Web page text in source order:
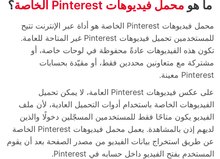
ما هو محمل فيديوهات Pinterest الخاصة ؟
محمل فيديوهات Pinterest الخاصة هو أداة عبر الإنترنت تتيح
للمستخدمين تحميل فيديوهات Pinterest غير المتاحة للعامة.
تكون هذه الفيديوهات عادةً محفوظة في لوحات خاصة، أو
مشتركة مع متعاونين محددين فقط، أو مقيّدة بحسابات
Pinterest معينة.
على عكس فيديوهات Pinterest العامة، لا يمكن تحميل
الفيديوهات الخاصة باستخدام أدوات التحميل العادية، لأن ملف
الفيديو يكون متاحًا فقط للمستخدمين المسجّلين دخولًا والذين
لديهم إذن بالمشاهدة. يعمل محمل فيديوهات Pinterest الخاصة
عن طريق استخراج بيانات الفيديو من مصدر الصفحة بعد أن يقوم
المستخدم بفتح الفيديو داخل حسابه في Pinterest.